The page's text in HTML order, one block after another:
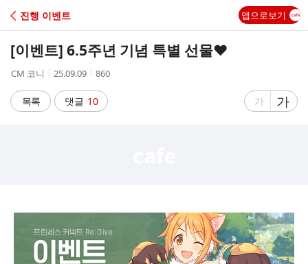
C
A
진행 이벤트 앱으로보기
[이벤트] 6.5주년 기념 특별 선물❤️
작
자
CM 코니
작
시
간
25.09.09
조
수
860
목록 댓글 10
글
가
글
자
가